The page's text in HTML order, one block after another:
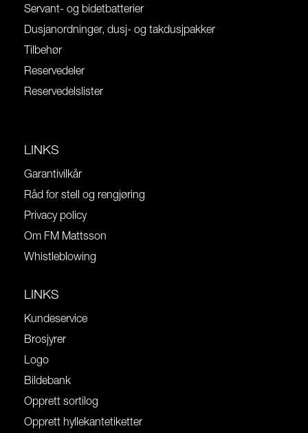
Servant- og bidetbatterier
Dusjanordninger, dusj- og takdusjpakker
Tilbehør
Reservedeler
Reservedelslister
LINKS
Garantivilkår
Råd for stell og rengjøring
Privacy policy
Om FM Mattsson
Whistleblowing
LINKS
Kundeservice
Brosjyrer
Logo
Bildebank
Opprett sortilog
Opprett hyllekantetiketter